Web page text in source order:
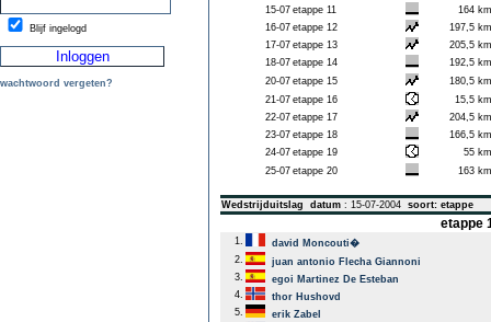
Blijf ingelogd
wachtwoord vergeten?
15-07 etappe 11
164 km
16-07 etappe 12
197,5 km
17-07 etappe 13
205,5 km
18-07 etappe 14
192,5 km
20-07 etappe 15
180,5 km
21-07 etappe 16
15,5 km
22-07 etappe 17
204,5 km
23-07 etappe 18
166,5 km
24-07 etappe 19
55 km
25-07 etappe 20 163 km
Wedstrijduitslag datum : 15-07-2004 soort: etappe
etappe
1.
david Moncouti�
2.
juan antonio Flecha Giannoni
3.
egoi Martinez De Esteban
4.
thor Hushovd
5.
erik Zabel